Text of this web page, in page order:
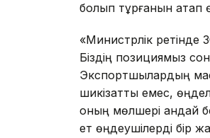
болып тұрғанын атап
«Министрлік ретінде
Біздің позициямыз
Экспортшылардың
шикізатты емес,
оның мөлшері қандай
ет өңдеушілерді бір